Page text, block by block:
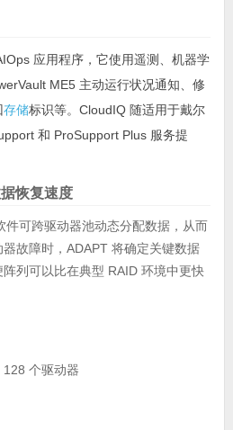
应用程序，它使用遥测、机器学
ME5 主动运行状况通知、修
存储标识等。CloudIQ 随适用于戴尔
和 ProSupport Plus 服务提
恢复速度
件可跨驱动器池动态分配数据，从而
故障时，ADAPT 将确定关键数据
列可以比在典型 RAID 环境中更快
个驱动器